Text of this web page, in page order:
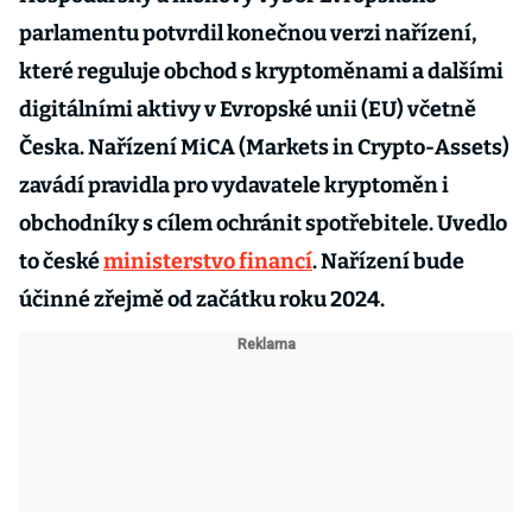
parlamentu potvrdil konečnou verzi nařízení,
které reguluje obchod s kryptoměnami a dalšími
digitálními aktivy v Evropské unii (EU) včetně
Česka. Nařízení MiCA (Markets in Crypto-Assets)
zavádí pravidla pro vydavatele kryptoměn i
obchodníky s cílem ochránit spotřebitele. Uvedlo
to českéministerstvo financí. Nařízení bude
účinné zřejmě od začátku roku 2024.